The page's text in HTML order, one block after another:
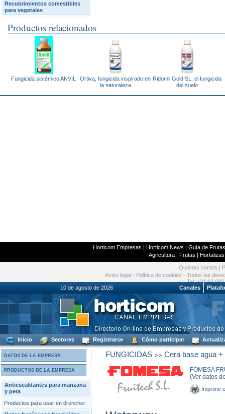
Recubrimientos comestibles
para vegetales
Productos relacionados
Fungicida sistémico ANVIL
Ortiva, fungicida inspirado en
la naturaleza
Ridomil Gold SL, el fungicida
del suelo
Horticom Empresas | Horticom News | Guía de
Agricultura| Frutas | Hortalizas
Quiénes somos
Aviso legal - Política de cookies - Todos los
Tel: +34 93
10 de agosto de 2026
Canales
Inicio Sectores Registrarse Cómo participar
DATOS DE LA EMPRESA
PRODUCTOS DE LA EMPRESA
Antiescaldantes para manzana
y pera
Productos para usar en drencher
FUNGICIDAS>> Cera base agua
FOMESA
(Ver datos
Imprime